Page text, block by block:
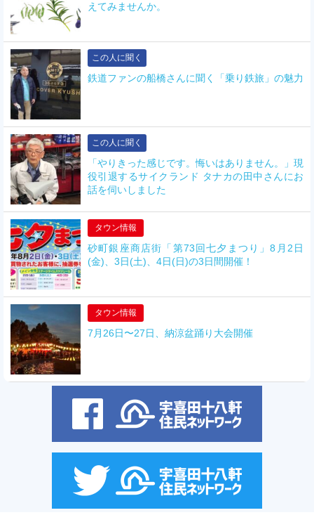
えてみませんか。
この人に聞く
鉄道ファンの船橋さんに聞く「乗り鉄旅」の魅力
この人に聞く
「やりきった感じです。悔いはありません。」現
役引退するサイクランド タナカの田中さんにお
話を伺いしました
タウン情報
砂町銀座商店街「第73回七夕まつり」8月2日
(金)、3日(土)、4日(日)の3日間開催！
タウン情報
7月26日〜27日、納涼盆踊り大会開催